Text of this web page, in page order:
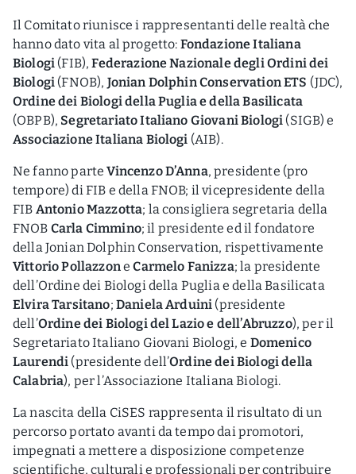
Il Comitato riunisce i rappresentanti delle realtà che
hanno dato vita al progetto: Fondazione Italiana
Biologi (FIB),Federazione Nazionale degli Ordini dei
Biologi (FNOB), Jonian Dolphin Conservation ETS (JDC),
Ordine dei Biologi della Puglia e della Basilicata
(OBPB), Segretariato Italiano Giovani Biologi (SIGB) e
Associazione Italiana Biologi (AIB).
Ne fanno parteVincenzo D’Anna, presidente (pro
tempore) di FIB e della FNOB; il vicepresidente della
FIB Antonio Mazzotta; la consigliera segretaria della
FNOB Carla Cimmino; il presidente ed il fondatore
della Jonian Dolphin Conservation, rispettivamente
Vittorio Pollazzone Carmelo Fanizza; la presidente
dell’Ordine dei Biologi della Puglia e della Basilicata
Elvira Tarsitano; Daniela Arduini (presidente
dell’Ordine dei Biologi del Lazio e dell’Abruzzo), per il
Segretariato Italiano Giovani Biologi, e Domenico
Laurendi (presidente dell’Ordine dei Biologi della
Calabria), per l’Associazione Italiana Biologi.
La nascita della CiSES rappresenta il risultato di un
percorso portato avanti da tempo dai promotori,
impegnati a mettere a disposizione competenze
scientifiche, culturali e professionali per contribuire